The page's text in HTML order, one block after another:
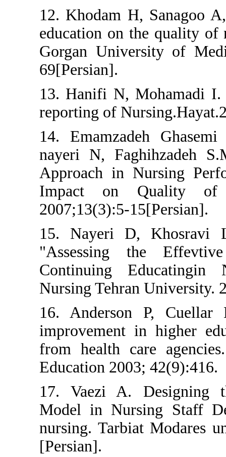
12. Khodam H,
education on the
Gorgan
69[Persian].
13. Hanifi N,
reporting of
14. Emamzadeh
nayeri N,
Approach in
Impact on
2007;13(3):5-
15. Nayeri D,
"Assessing the
Continuing
Nursing Tehran
16. Anderson P,
improvement in
from health care
Education 2003;
17. Vaezi A.
Model in Nursing
nursing. Tarbiat
[Persian].